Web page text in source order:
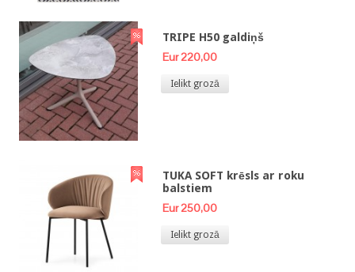
TRIPE H50 galdiņš
Eur 220,00
Ielikt grozā
TUKA SOFT krēsls ar roku
balstiem
Eur 250,00
Ielikt grozā